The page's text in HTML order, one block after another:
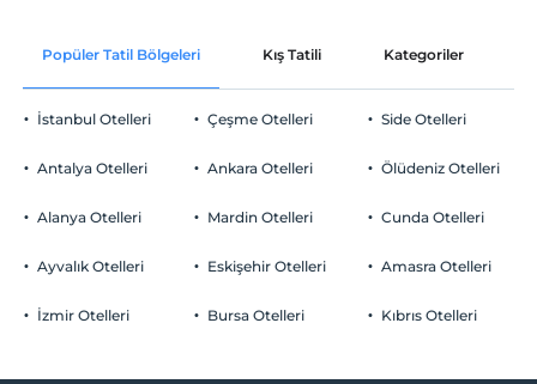
Otopark (Tesis disinda)
Özel Notları Görmek İçin Tıklayınız.
Evcil Hayvan
Sigara
Çocuklar
Her bir oda için 6 yaşına kadar 1 çocuk ücretsizdir
Oda süslemesi
Odaya meyve sepeti ikramı
Popüler Tatil Bölgeleri Kış Tatili Kategoriler
İstanbul Otelleri
Antalya Otelleri
Alanya Otelleri
Ayvalık Otelleri
İzmir Otelleri
Çeşme Otelleri
Ankara Otelleri
Mardin Otelleri
Eskişehir Otelleri
Bursa Otelleri
Side Otelleri
Ölüdeniz Otelleri
Cunda Otelleri
Amasra Otelleri
Kıbrıs Otelleri